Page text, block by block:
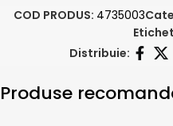
COD PRODUS: 4735003
Distribuie:
Produse